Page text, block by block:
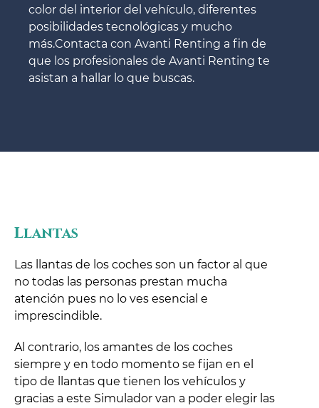
color del interior del vehículo, diferentes
posibilidades tecnológicas y mucho
más.Contacta con Avanti Renting a fin de
que los profesionales de Avanti Renting te
asistan a hallar lo que buscas.
Llantas
Las llantas de los coches son un factor al que
no todas las personas prestan mucha
atención pues no lo ves esencial e
imprescindible.
Al contrario, los amantes de los coches
siempre y en todo momento se fijan en el
tipo de llantas que tienen los vehículos y
gracias a este Simulador van a poder elegir las